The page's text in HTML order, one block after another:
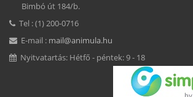
Bimbó út 184/b.
Tel : (1) 200-0716
E-mail : mail@animula.hu
Nyitvatartás: Hétfő - péntek: 9 - 18